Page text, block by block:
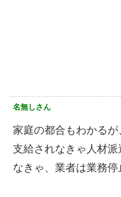
名無しさん
家庭の都合もわかる
支給されなきゃ人材
なきゃ、業者は業務停